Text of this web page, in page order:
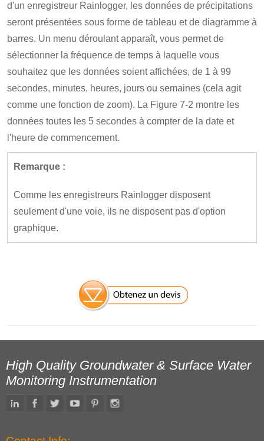
d'un enregistreur Rainlogger, les données de précipitations
seront présentées sous forme de tableau et de diagramme à
barres. Un menu déroulant apparaît, vous permet de
sélectionner la fréquence de temps à laquelle vous
souhaitez que les données soient affichées, de 1 à 99
secondes, minutes, heures, jours ou semaines (cela agit
comme une fonction de zoom). La Figure 7-2 montre les
données toutes les 5 secondes à compter de la date et
l'heure de commencement.
Remarque :
Comme les enregistreurs Rainlogger disposent
seulement d'une voie, ils ne disposent pas d'option
graphique.
High Quality Groundwater & Surface Water
Monitoring Instrumentation